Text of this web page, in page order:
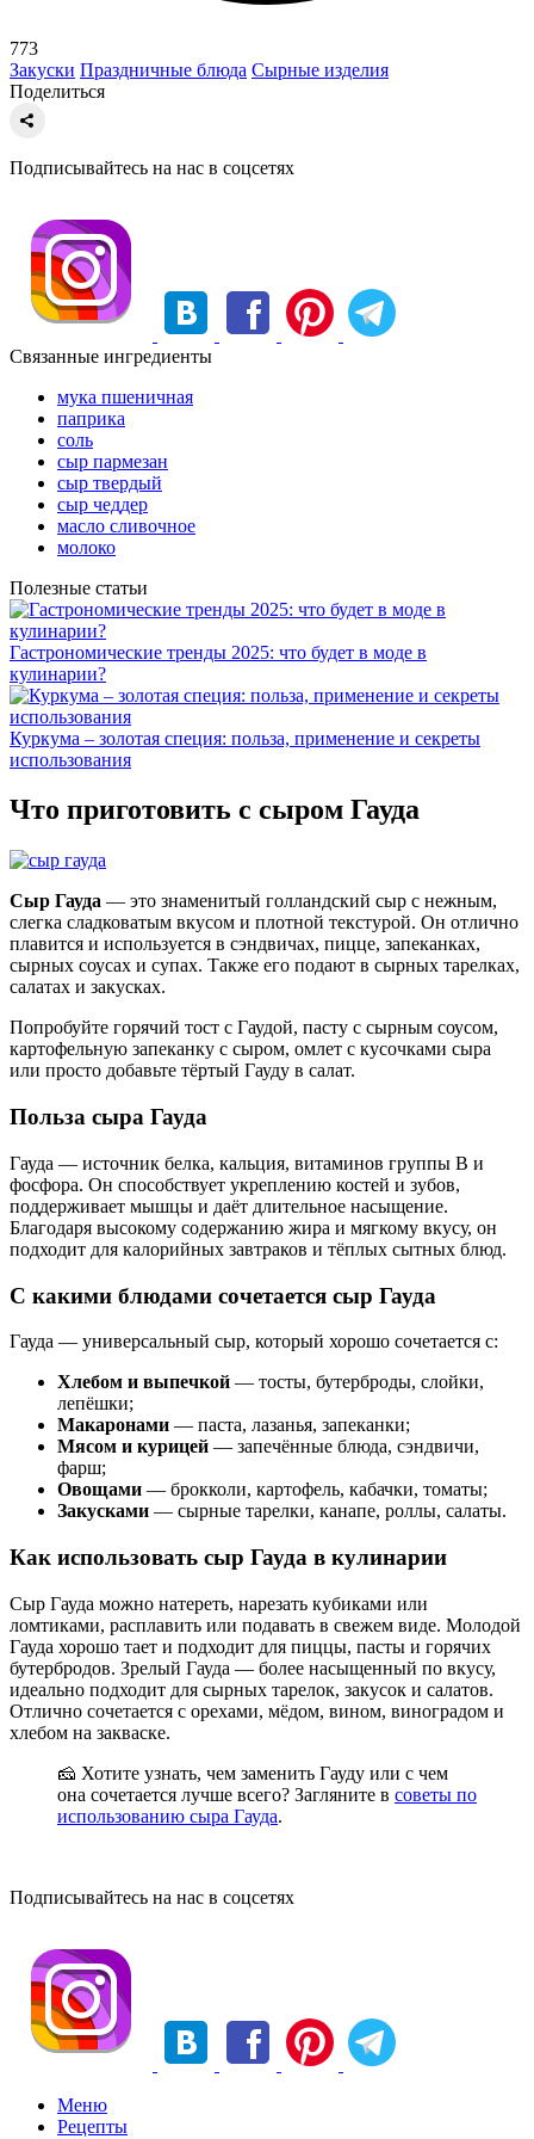
773
Закуски Праздничные блюда Сырные изделия
Поделиться
Подписывайтесь на нас в соцсетях
Связанные ингредиенты
мука пшеничная
паприка
соль
сыр пармезан
сыр твердый
сыр чеддер
масло сливочное
молоко
Полезные статьи
Гастрономические тренды 2025: что будет в моде в
кулинарии?
Куркума – золотая специя: польза, применение и секреты
использования
Что приготовить с сыром Гауда
Сыр Гауда — это знаменитый голландский сыр с нежным,
слегка сладковатым вкусом и плотной текстурой. Он отлично
плавится и используется в сэндвичах, пицце, запеканках,
сырных соусах и супах. Также его подают в сырных тарелках,
салатах и закусках.
Попробуйте горячий тост с Гаудой, пасту с сырным соусом,
картофельную запеканку с сыром, омлет с кусочками сыра
или просто добавьте тёртый Гауду в салат.
Польза сыра Гауда
Гауда — источник белка, кальция, витаминов группы B и
фосфора. Он способствует укреплению костей и зубов,
поддерживает мышцы и даёт длительное насыщение.
Благодаря высокому содержанию жира и мягкому вкусу, он
подходит для калорийных завтраков и тёплых сытных блюд.
С какими блюдами сочетается сыр Гауда
Гауда — универсальный сыр, который хорошо сочетается с:
Хлебом и выпечкой — тосты, бутерброды, слойки,
лепёшки;
Макаронами — паста, лазанья, запеканки;
Мясом и курицей — запечённые блюда, сэндвичи,
фарш;
Овощами — брокколи, картофель, кабачки, томаты;
Закусками — сырные тарелки, канапе, роллы, салаты.
Как использовать сыр Гауда в кулинарии
Сыр Гауда можно натереть, нарезать кубиками или
ломтиками, расплавить или подавать в свежем виде. Молодой
Гауда хорошо тает и подходит для пиццы, пасты и горячих
бутербродов. Зрелый Гауда — более насыщенный по вкусу,
идеально подходит для сырных тарелок, закусок и салатов.
Отлично сочетается с орехами, мёдом, вином, виноградом и
хлебом на закваске.
🧀 Хотите узнать, чем заменить Гауду или с чем
она сочетается лучше всего? Загляните в советы по
использованию сыра Гауда.
Подписывайтесь на нас в соцсетях
Меню
Рецепты